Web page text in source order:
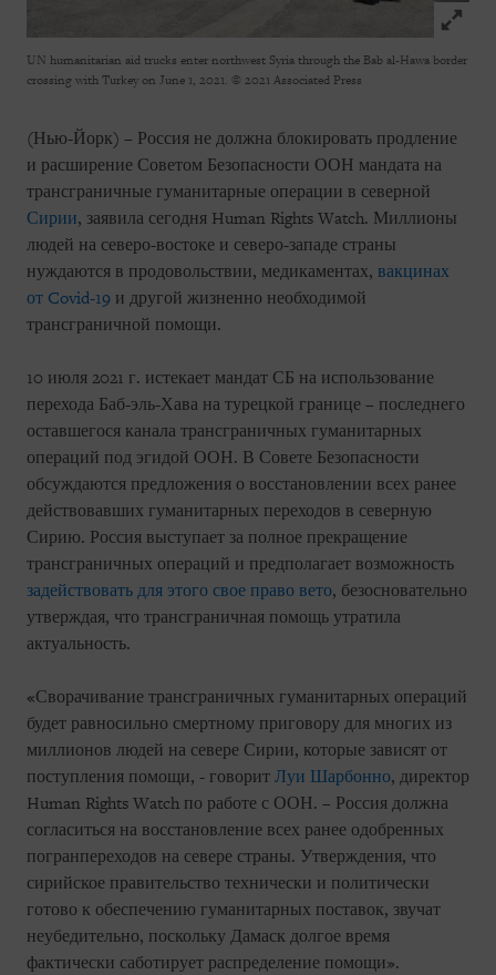
Click
UN humanitarian aid trucks enter northwest Syria through the Bab al-Hawa border
crossing with Turkey on June 1, 2021. © 2021 Associated Press
(Нью-Йорк) – Россия не должна блокировать продление
и расширение Советом Безопасности ООН мандата на
трансграничные гуманитарные операции в северной
Сирии, заявила сегодня Human Rights Watch. Миллионы
людей на северо-востоке и северо-западе страны
нуждаются в продовольствии, медикаментах, вакцинах
от Covid-19 и другой жизненно необходимой
трансграничной помощи.
10 июля 2021 г. истекает мандат СБ на использование
перехода Баб-эль-Хава на турецкой границе – последнего
оставшегося канала трансграничных гуманитарных
операций под эгидой ООН. В Совете Безопасности
обсуждаются предложения о восстановлении всех ранее
действовавших гуманитарных переходов в северную
Сирию. Россия выступает за полное прекращение
трансграничных операций и предполагает возможность
задействовать для этого свое право вето, безосновательно
утверждая, что трансграничная помощь утратила
актуальность.
«Сворачивание трансграничных гуманитарных операций
будет равносильно смертному приговору для многих из
миллионов людей на севере Сирии, которые зависят от
поступления помощи, - говорит Луи Шарбонно, директор
Human Rights Watch по работе с ООН. – Россия должна
согласиться на восстановление всех ранее одобренных
погранпереходов на севере страны. Утверждения, что
сирийское правительство технически и политически
готово к обеспечению гуманитарных поставок, звучат
неубедительно, поскольку Дамаск долгое время
фактически саботирует распределение помощи».